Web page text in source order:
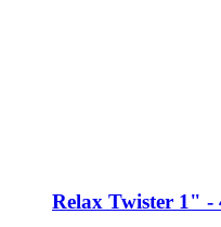
Relax Twister 1" -